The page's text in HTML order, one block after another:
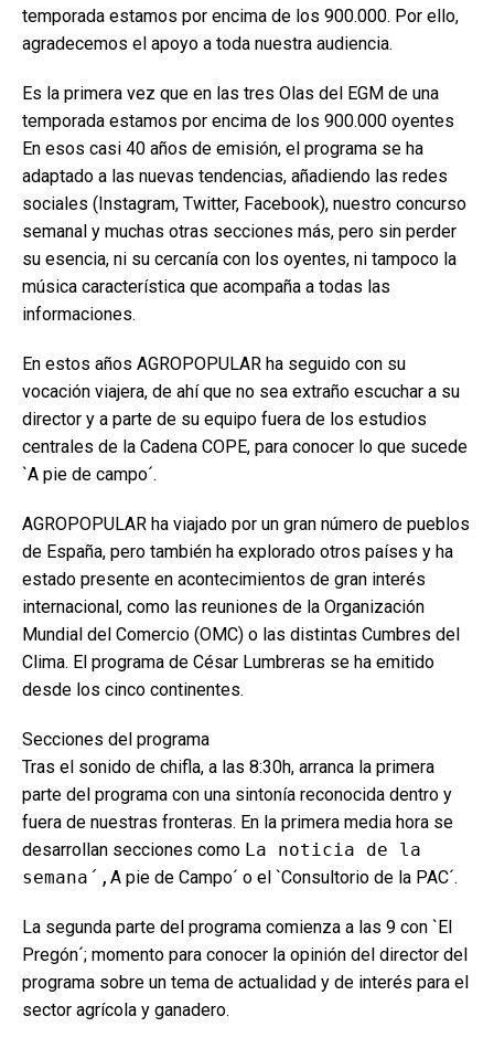
temporada estamos por encima de los 900.000. Por ello,
agradecemos el apoyo a toda nuestra audiencia.
Es la primera vez que en las tres Olas del EGM de una
temporada estamos por encima de los 900.000 oyentes
En esos casi 40 años de emisión, el programa se ha
adaptado a las nuevas tendencias, añadiendo las redes
sociales (Instagram, Twitter, Facebook), nuestro concurso
semanal y muchas otras secciones más, pero sin perder
su esencia, ni su cercanía con los oyentes, ni tampoco la
música característica que acompaña a todas las
informaciones.
En estos años AGROPOPULAR ha seguido con su
vocación viajera, de ahí que no sea extraño escuchar a su
director y a parte de su equipo fuera de los estudios
centrales de la Cadena COPE, para conocer lo que sucede
`A pie de campo´.
AGROPOPULAR ha viajado por un gran número de pueblos
de España, pero también ha explorado otros países y ha
estado presente en acontecimientos de gran interés
internacional, como las reuniones de la Organización
Mundial del Comercio (OMC) o las distintas Cumbres del
Clima. El programa de César Lumbreras se ha emitido
desde los cinco continentes.
Secciones del programa
Tras el sonido de chifla, a las 8:30h, arranca la primera
parte del programa con una sintonía reconocida dentro y
fuera de nuestras fronteras. En la primera media hora se
desarrollan secciones como La noticia de la
semana´, A pie de Campo´ o el `Consultorio de la PAC´.
La segunda parte del programa comienza a las 9 con `El
Pregón´; momento para conocer la opinión del director del
programa sobre un tema de actualidad y de interés para el
sector agrícola y ganadero.